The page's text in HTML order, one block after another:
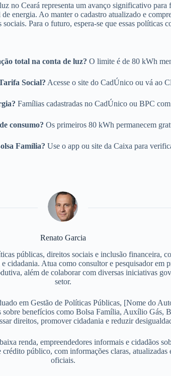
no Ceará representa um avanço significativo
energia. Ao manter o cadastro atualizado e
Para o futuro, espera-se que essas
total na conta de luz? O limite é de 80 kWh
Social? Acesse o site do CadÚnico ou vá ao
Famílias cadastradas no CadÚnico ou BPC
consumo? Os primeiros 80 kWh permanecem
Família? Use o app ou site da Caixa para
Renato Garcia
públicas, direitos sociais e inclusão financeira,
cidadania. Atua como consultor e pesquisador em
além de colaborar com diversas iniciativas
setor.
em Gestão de Políticas Públicas, [Nome do
benefícios como Bolsa Família, Auxílio Gás,
direitos, promover cidadania e reduzir
renda, empreendedores informais e cidadãos
público, com informações claras, atualizadas
oficiais.